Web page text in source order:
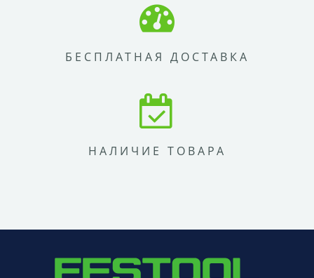
БЕСПЛАТНАЯ ДОСТАВКА
НАЛИЧИЕ ТОВАРА